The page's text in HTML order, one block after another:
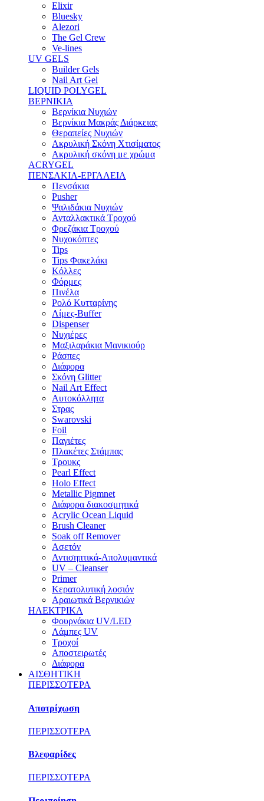
Elixir
Bluesky
Alezori
The Gel Crew
Ve-lines
UV GELS
Builder Gels
Nail Art Gel
LIQUID POLYGEL
ΒΕΡΝΙΚΙΑ
Βερνίκια Νυχιών
Βερνίκια Μακράς Διάρκειας
Θεραπείες Νυχιών
Ακρυλική Σκόνη Χτισίματος
Ακρυλική σκόνη με χρώμα
ACRYGEL
ΠΕΝΣΑΚΙΑ-ΕΡΓΑΛΕΙΑ
Πενσάκια
Pusher
Ψαλιδάκια Νυχιών
Ανταλλακτικά Τροχού
Φρεζάκια Τροχού
Νυχοκόπτες
Tips
Tips Φακελάκι
Κόλλες
Φόρμες
Πινέλα
Ρολό Κυτταρίνης
Λίμες-Buffer
Dispenser
Νυχιέρες
Μαξιλαράκια Μανικιούρ
Ράσπες
Διάφορα
Σκόνη Glitter
Nail Art Effect
Αυτοκόλλητα
Στρας
Swarovski
Foil
Παγιέτες
Πλακέτες Στάμπας
Τρουκς
Pearl Effect
Holo Effect
Metallic Pigmnet
Διάφορα διακοσμητικά
Acrylic Ocean Liquid
Brush Cleaner
Soak off Remover
Ασετόν
Αντισηπτικά-Απολυμαντικά
UV – Cleanser
Primer
Κερατολυτική λοσιόν
Αραιωτικά Βερνικιών
ΗΛΕΚΤΡΙΚΑ
Φουρνάκια UV/LED
Λάμπες UV
Τροχοί
Αποστειρωτές
Διάφορα
ΑΙΣΘΗΤΙΚΗ
ΠΕΡΙΣΣΟΤΕΡΑ
Αποτρίχωση
ΠΕΡΙΣΣΟΤΕΡΑ
Βλεφαρίδες
ΠΕΡΙΣΣΟΤΕΡΑ